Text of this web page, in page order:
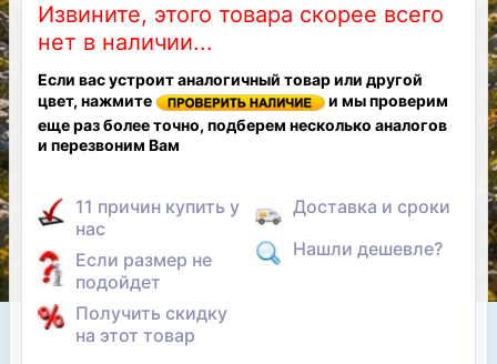
Извините, этого товара скорее всего
нет в наличии...
Если вас устроит аналогичный товар или другой
цвет, нажмите
и мы проверим
еще раз более точно, подберем несколько аналогов
и перезвоним Вам
11 причин купить у
нас
Если размер не
подойдет
Получить скидку
на этот товар
Доставка и сроки
Нашли дешевле?